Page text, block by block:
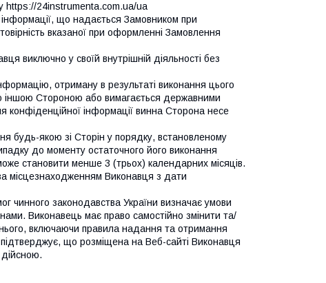
https://24instrumenta.com.ua/ua
інформації, що надається Замовником при
вказаної при оформленні Замовлення
виключно у своїй внутрішній діяльності без
отриману в результаті виконання цього
іншою Стороною або вимагається державними
конфіденційної інформації винна Сторона несе
будь-якою зі Сторін у порядку, встановленому
до моменту остаточного його виконання
становити менше 3 (трьох) календарних місяців.
місцезнаходженням Виконавця з дати
чинного законодавства України визначає умови
Виконавець має право самостійно змінити та/
включаючи правила надання та отримання
що розміщена на Веб-сайті Виконавця